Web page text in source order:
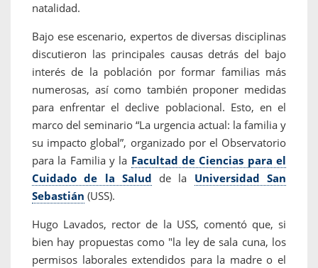
natalidad.
Bajo ese escenario, expertos de diversas disciplinas
discutieron las principales causas detrás del bajo
interés de la población por formar familias más
numerosas, así como también proponer medidas
para enfrentar el declive poblacional. Esto, en el
marco del seminario “La urgencia actual: la familia y
su impacto global”, organizado por el Observatorio
para la Familia y la Facultad de Ciencias para el
Cuidado de la Salud de la Universidad San
Sebastián (USS).
Hugo Lavados, rector de la USS, comentó que, si
bien hay propuestas como "la ley de sala cuna, los
permisos laborales extendidos para la madre o el